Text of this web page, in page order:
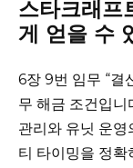
스타크래프
게 얻을 수
6장 9번 임무 “결
무 해금 조건입니
관리와 유닛 운영
티 타이밍을 정확